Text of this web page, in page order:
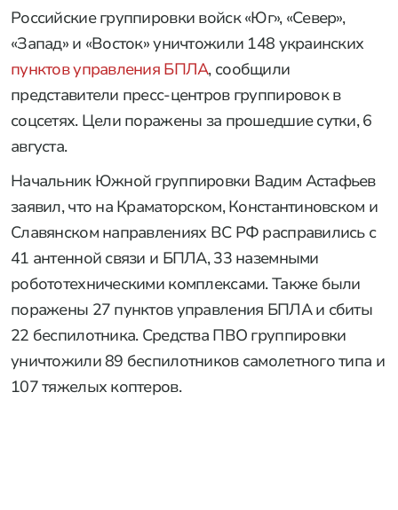
Российские группировки войск «Юг», «Север»,
«Запад» и «Восток» уничтожили 148 украинских
пунктов управления БПЛА, сообщили
представители пресс-центров группировок в
соцсетях. Цели поражены за прошедшие сутки, 6
августа.
Начальник Южной группировки Вадим Астафьев
заявил, что на Краматорском, Константиновском и
Славянском направлениях ВС РФ расправились с
41 антенной связи и БПЛА, 33 наземными
робототехническими комплексами. Также были
поражены 27 пунктов управления БПЛА и сбиты
22 беспилотника. Средства ПВО группировки
уничтожили 89 беспилотников самолетного типа и
107 тяжелых коптеров.